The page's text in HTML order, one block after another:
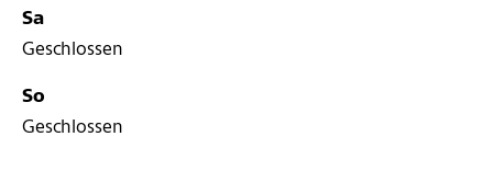
Sa
Geschlossen
So
Geschlossen